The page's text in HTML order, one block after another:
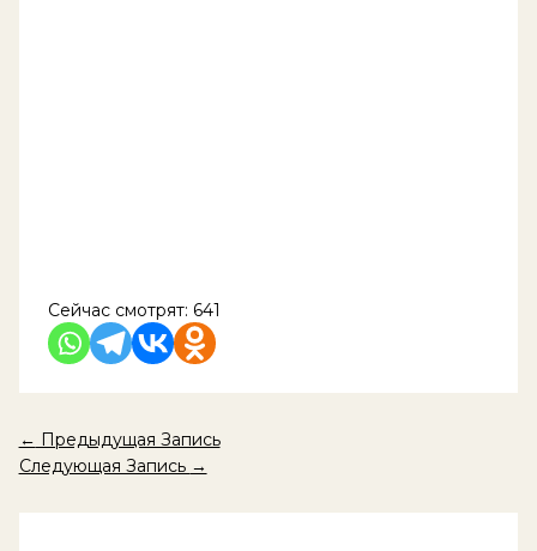
Сейчас смотрят: 641
← Предыдущая Запись
Следующая Запись →